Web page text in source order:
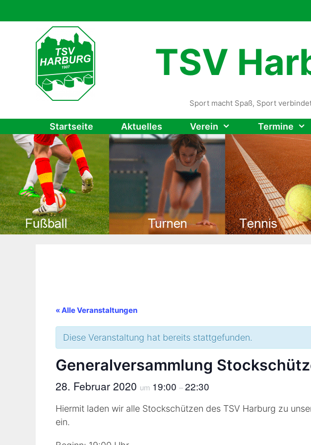
Inhalt
TSV
Sport macht Spaß, Sport
Startseite Aktuelles Verein Termine
« Alle Veranstaltungen
Diese Veranstaltung hat bereits stattgefunden.
Generalversammlung
28. Februar 2020 um 19:00 –22:30
Hiermit laden wir alle Stockschützen des TSV Harburg zu
ein.